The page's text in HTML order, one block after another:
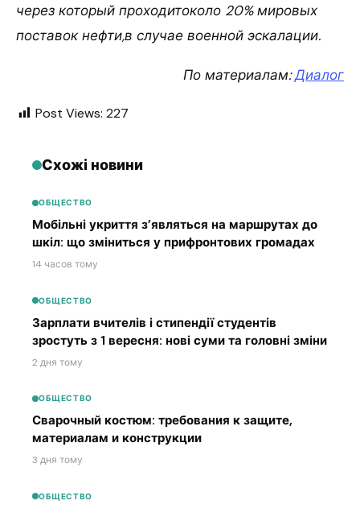
через который проходитоколо 20% мировых
поставок нефти,в случае военной эскалации.
По материалам:Диалог
Post Views: 227
Схожі новини
ОБЩЕСТВО
Мобільні укриття з’являться на маршрутах до
шкіл: що зміниться у прифронтових громадах
14 часов тому
ОБЩЕСТВО
Зарплати вчителів і стипендії студентів
зростуть з 1 вересня: нові суми та головні зміни
2 дня тому
ОБЩЕСТВО
Сварочный костюм: требования к защите,
материалам и конструкции
3 дня тому
ОБЩЕСТВО